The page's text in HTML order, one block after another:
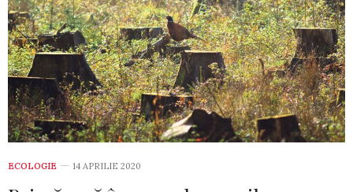
ECOLOGIE 14 APRILIE 2020